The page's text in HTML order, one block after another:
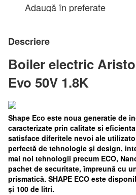
Adaugă în preferate
Descriere
Boiler electric
Evo 50V 1.8K
Shape Eco este noua generatie de
caracterizate prin calitate si
satisface diferitele nevoi ale
perfectă de tehnologie și design,
mai noi tehnologii precum ECO,
pachet de securitate, împreună cu
prismatică. SHAPE ECO este
și 100 de litri.